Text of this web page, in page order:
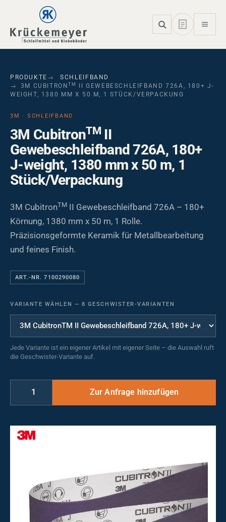
Skip to main navigation
Skip to main content
Skip to page footer
PRODUKTE
SCHLEIFBAND
3M CUBITRON TM
II GEWEBESCHLEIFBAND 726A, 180+ J-
WEIGHT, 1380 MM X 50 M, 1 STÜCK/VERPACKUNG
3M · SCHLEIFBAND
3M CubitronTMII
Gewebeschleifband 726A, 180+
J-weight, 1380 mm x 50 m, 1
Stück/Verpackung
3M CubitronTM II Gewebeschleifband 726A – 180+
Körnung, 1380 mm x 50 m, 1 Rolle.
Präzisionsgeformte Keramik für Metallbearbeitung
und feines Finish.
ART.-NR. 7100290080
VARIANTE WÄHLEN — 8 GESCHWISTER-VARIANTEN
Jede Variante ist ein eigener Artikel mit eigener Seite – die Auswahl ruft
die Geschwister-Variante auf.